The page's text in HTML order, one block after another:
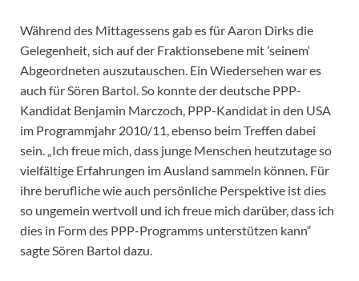
Während des Mittagessens gab es für Aaron Dirks die
Gelegenheit, sich auf der Fraktionsebene mit ’seinem‘
Abgeordneten auszutauschen. Ein Wiedersehen war es
auch für Sören Bartol. So konnte der deutsche PPP-
Kandidat Benjamin Marczoch, PPP-Kandidat in den USA
im Programmjahr 2010/11, ebenso beim Treffen dabei
sein. „Ich freue mich, dass junge Menschen heutzutage so
vielfältige Erfahrungen im Ausland sammeln können. Für
ihre berufliche wie auch persönliche Perspektive ist dies
so ungemein wertvoll und ich freue mich darüber, dass ich
dies in Form des PPP-Programms unterstützen kann“
sagte Sören Bartol dazu.